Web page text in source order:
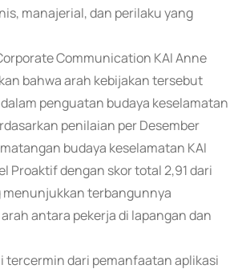
manajerial, dan perilaku yang
Communication KAI Anne
bahwa arah kebijakan tersebut
penguatan budaya keselamatan
penilaian per Desember
budaya keselamatan KAI
Proaktif dengan skor total 2,91 dari
menunjukkan terbangunnya
antara pekerja di lapangan dan
tercermin dari pemanfaatan aplikasi